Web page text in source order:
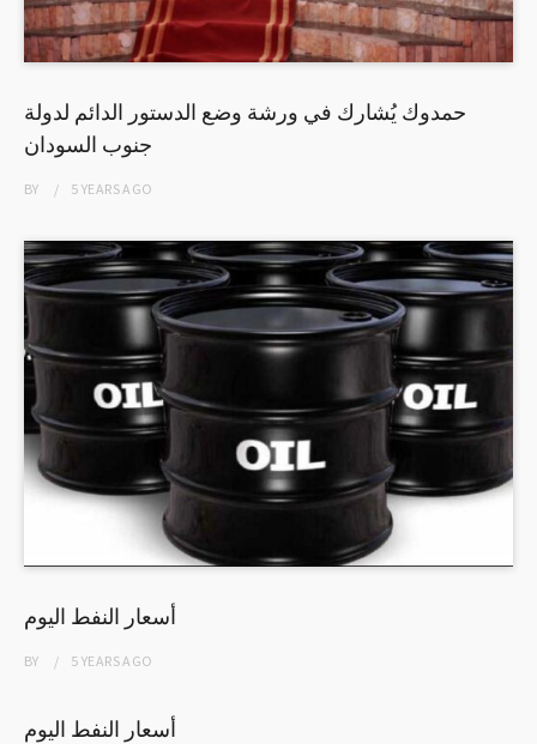
حمدوك يُشارك في ورشة وضع الدستور الدائم لدولة
جنوب السودان
BY 5 YEARSAGO
أسعار النفط اليوم
BY 5 YEARSAGO
أسعار النفط اليوم